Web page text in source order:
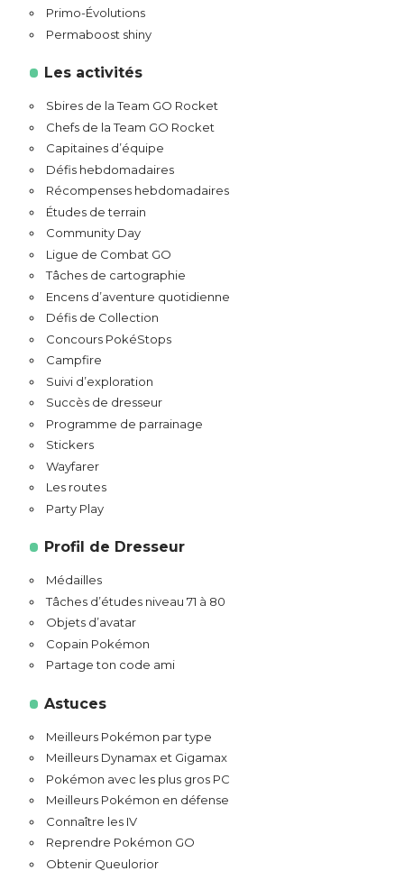
Primo-Évolutions
Permaboost shiny
Les activités
Sbires de la Team GO Rocket
Chefs de la Team GO Rocket
Capitaines d’équipe
Défis hebdomadaires
Récompenses hebdomadaires
Études de terrain
Community Day
Ligue de Combat GO
Tâches de cartographie
Encens d’aventure quotidienne
Défis de Collection
Concours PokéStops
Campfire
Suivi d’exploration
Succès de dresseur
Programme de parrainage
Stickers
Wayfarer
Les routes
Party Play
Profil de Dresseur
Médailles
Tâches d’études niveau 71 à 80
Objets d’avatar
Copain Pokémon
Partage ton code ami
Astuces
Meilleurs Pokémon par type
Meilleurs Dynamax et Gigamax
Pokémon avec les plus gros PC
Meilleurs Pokémon en défense
Connaître les IV
Reprendre Pokémon GO
Obtenir Queulorior